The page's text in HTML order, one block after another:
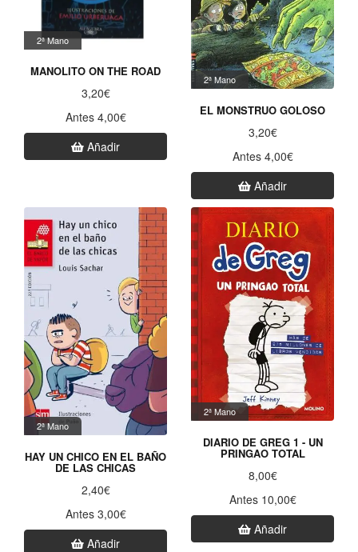
2ª Mano
MANOLITO ON THE ROAD
3,20€
Antes 4,00€
Añadir
2ª Mano
EL MONSTRUO GOLOSO
3,20€
Antes 4,00€
Añadir
2ª Mano
HAY UN CHICO EN EL BAÑO
DE LAS CHICAS
2,40€
Antes 3,00€
Añadir
2ª Mano
DIARIO DE GREG 1 - UN
PRINGAO TOTAL
8,00€
Antes 10,00€
Añadir